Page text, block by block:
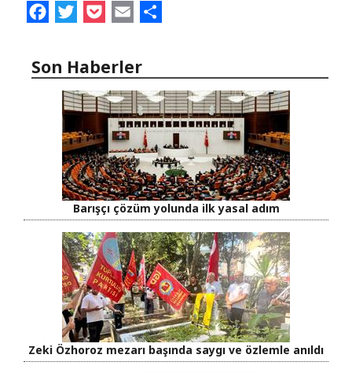
FacebookTwitterPocketEmail
Son Haberler
Barışçı çözüm yolunda ilk yasal adım
Zeki Özhoroz mezarı başında saygı ve özlemle anıldı